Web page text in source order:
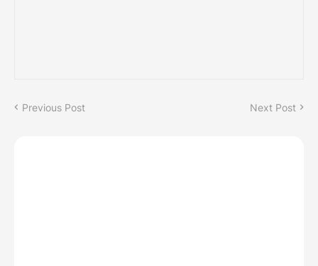
Previous Post Next Post